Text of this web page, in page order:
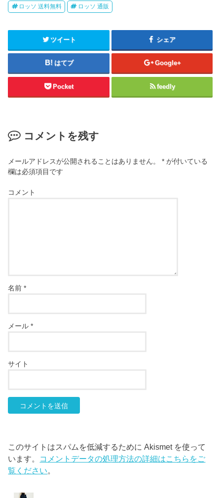
ロッソ 送料無料 ロッソ 通販
ツイート シェア
はてブ Google+
Pocket feedly
コメントを残す
メールアドレスが公開されることはありません。 * が付いている
欄は必須項目です
コメント
名前*
メール*
サイト
このサイトはスパムを低減するために Akismet を使って
います。 コメントデータの処理方法の詳細はこちらをご
覧ください。